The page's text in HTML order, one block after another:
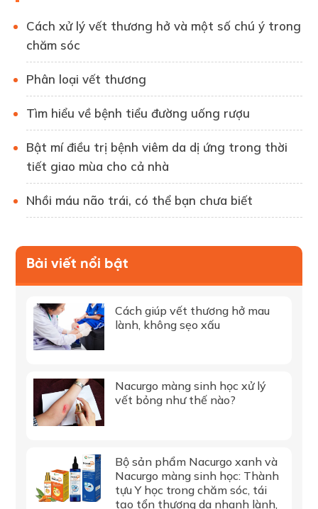
Cách xử lý vết thương hở và một số chú ý trong
chăm sóc
Phân loại vết thương
Tìm hiểu về bệnh tiểu đường uống rượu
Bật mí điều trị bệnh viêm da dị ứng trong thời
tiết giao mùa cho cả nhà
Nhồi máu não trái, có thể bạn chưa biết
Bài viết nổi bật
Cách giúp vết thương hở mau
lành, không sẹo xấu
Nacurgo màng sinh học xử lý
vết bỏng như thế nào?
Bộ sản phẩm Nacurgo xanh và
Nacurgo màng sinh học: Thành
tựu Y học trong chăm sóc, tái
tạo tổn thương da nhanh lành,